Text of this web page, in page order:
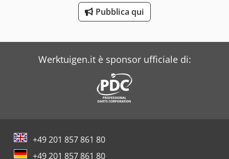
Bianco
Dea
Pubblica qui
Werktuigen.it è sponsor ufficiale di:
+49 201 857 861 80
+49 201 857 861 80